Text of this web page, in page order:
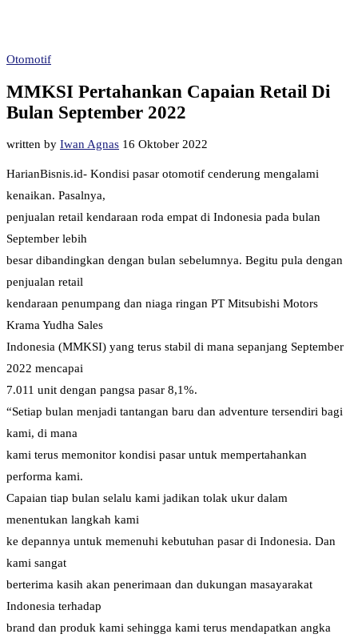
Otomotif
MMKSI Pertahankan Capaian Retail Di
Bulan September 2022
written by Iwan Agnas 16 Oktober 2022
HarianBisnis.id- Kondisi pasar otomotif cenderung mengalami
kenaikan. Pasalnya,
penjualan retail kendaraan roda empat di Indonesia pada bulan
September lebih
besar dibandingkan dengan bulan sebelumnya. Begitu pula dengan
penjualan retail
kendaraan penumpang dan niaga ringan PT Mitsubishi Motors
Krama Yudha Sales
Indonesia (MMKSI) yang terus stabil di mana sepanjang September
2022 mencapai
7.011 unit dengan pangsa pasar 8,1%.
“Setiap bulan menjadi tantangan baru dan adventure tersendiri bagi
kami, di mana
kami terus memonitor kondisi pasar untuk mempertahankan
performa kami.
Capaian tiap bulan selalu kami jadikan tolak ukur dalam
menentukan langkah kami
ke depannya untuk memenuhi kebutuhan pasar di Indonesia. Dan
kami sangat
berterima kasih akan penerimaan dan dukungan masayarakat
Indonesia terhadap
brand dan produk kami sehingga kami terus mendapatkan angka